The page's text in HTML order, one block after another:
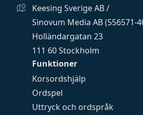
Funktioner
Korsordshjälp
Ordspel
Uttryck och ordspråk
Keesing Sverige AB /
Sinovum Media AB (556571-
Holländargatan 23
111 60 Stockholm